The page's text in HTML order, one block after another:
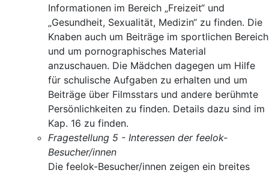
Informationen im Bereich „Freizeit“ und
„Gesundheit, Sexualität, Medizin“ zu finden. Die
Knaben auch um Beiträge im sportlichen Bereich
und um pornographisches Material
anzuschauen. Die Mädchen dagegen um Hilfe
für schulische Aufgaben zu erhalten und um
Beiträge über Filmsstars und andere berühmte
Persönlichkeiten zu finden. Details dazu sind im
Kap. 16 zu finden.
Fragestellung 5 - Interessen der feelok-
Besucher/innen
Die feelok-Besucher/innen zeigen ein breites